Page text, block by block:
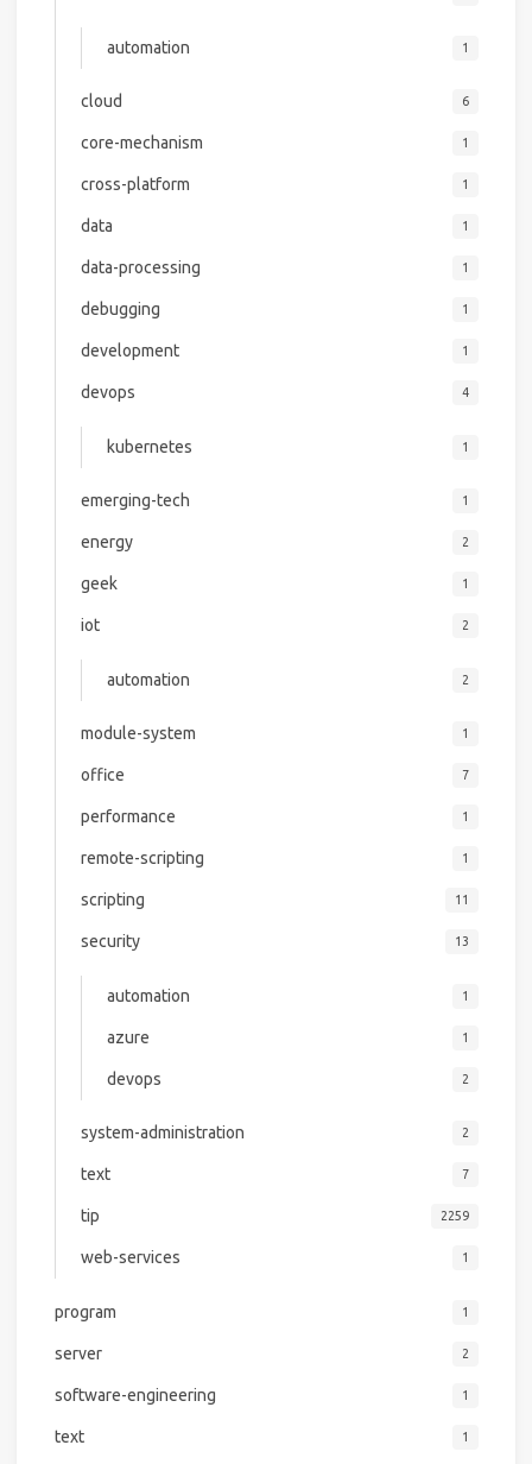
automation 1
cloud 6
core-mechanism 1
cross-platform 1
data 1
data-processing 1
debugging 1
development 1
devops 4
kubernetes 1
emerging-tech 1
energy 2
geek 1
iot 2
automation 2
module-system 1
office 7
performance 1
remote-scripting 1
scripting 11
security 13
automation 1
azure 1
devops 2
system-administration 2
text 7
tip 2259
web-services 1
program 1
server 2
software-engineering 1
text 1